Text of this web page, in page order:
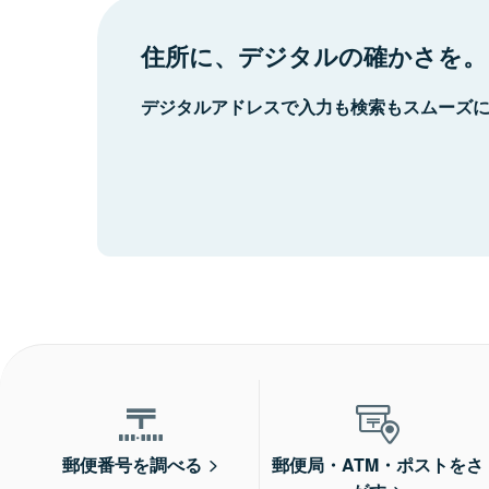
住所に、デジタルの確かさを。
デジタルアドレスで入力も検索もスムーズ
郵便番号を調べる
郵便局・ATM・ポストをさ